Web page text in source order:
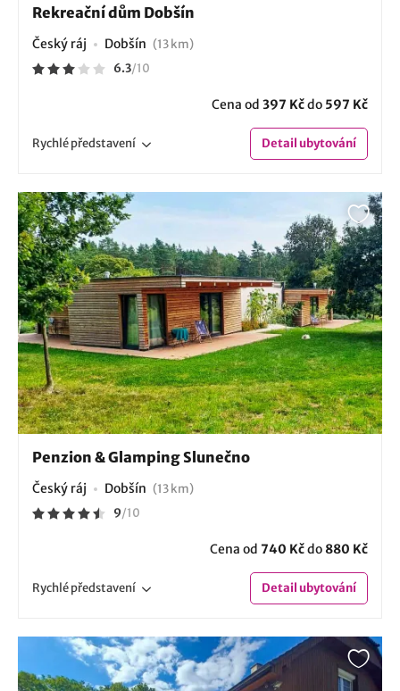
Rekreační dům Dobšín
Český ráj Dobšín (13 km)
6.3/10
Cena od 397 Kčdo 597 Kč
Rychlépředstavení Detailubytování
Penzion & Glamping Slunečno
Český ráj Dobšín (13 km)
9/10
Cena od 740 Kčdo 880 Kč
Rychlépředstavení Detailubytování